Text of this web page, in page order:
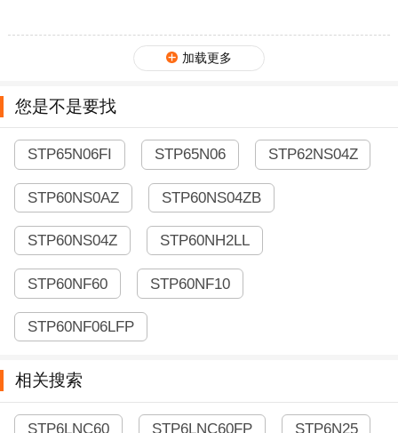
加载更多
您是不是要找
STP65N06FI STP65N06 STP62NS04Z
STP60NS0AZ STP60NS04ZB
STP60NS04Z STP60NH2LL
STP60NF60 STP60NF10
STP60NF06LFP
相关搜索
STP6LNC60 STP6LNC60FP STP6N25